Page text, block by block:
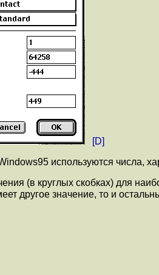
[D]
используются числа,
(в круглых скобках) для
другое значение, то и